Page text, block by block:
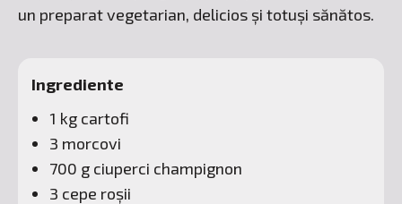
un preparat vegetarian, delicios și totuși sănătos.
Ingrediente
1 kg cartofi
3 morcovi
700 g ciuperci champignon
3 cepe roșii